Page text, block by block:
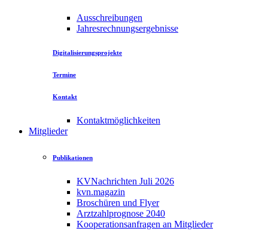
Ausschreibungen
Jahresrechnungsergebnisse
Digitalisierungsprojekte
Termine
Kontakt
Kontaktmöglichkeiten
Mitglieder
Publikationen
KVNachrichten Juli 2026
kvn.magazin
Broschüren und Flyer
Arztzahlprognose 2040
Kooperationsanfragen an Mitglieder